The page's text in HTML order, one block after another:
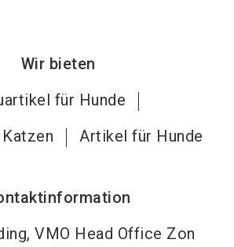
Wir bieten
für Hunde
Artikel für Hunde
VMO Head Office Zon